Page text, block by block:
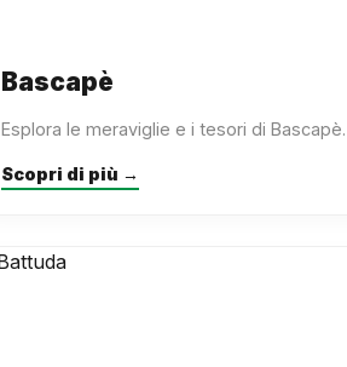
Bascapè
Esplora le meraviglie e i tesori di Bascapè.
Scopri di più →